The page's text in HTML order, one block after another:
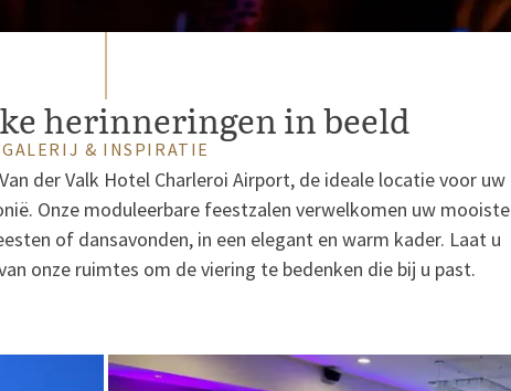
herinneringen in beeld
GALERIJ & INSPIRATIE
der Valk Hotel Charleroi Airport, de ideale locatie voor uw
Onze moduleerbare feestzalen verwelkomen uw mooiste
of dansavonden, in een elegant en warm kader. Laat u
onze ruimtes om de viering te bedenken die bij u past.